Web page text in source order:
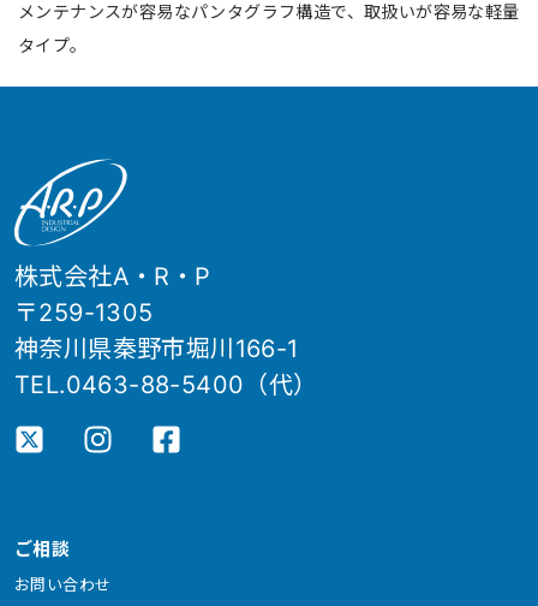
メンテナンスが容易なパンタグラフ構造で、取扱いが容易な軽量
タイプ。
株式会社A・R・P
〒259-1305
神奈川県秦野市堀川166-1
TEL.0463-88-5400（代）
ご相談
お問い合わせ